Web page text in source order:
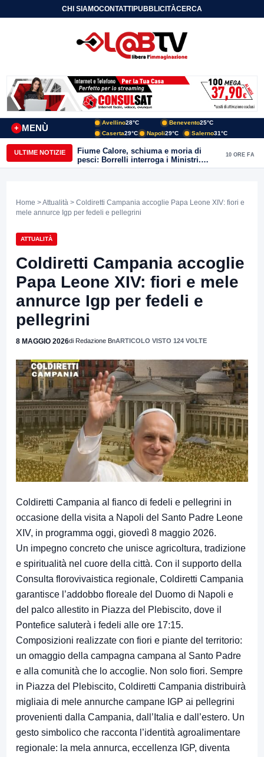
CHI SIAMOCONTATTIPUBBLICITÀCERCA
MENÙ
+
Avellino28°C Benevento25°C
Caserta29°C Napoli29°C Salerno31°C
ULTIME NOTIZIE
Fiume Calore, schiuma e moria di
pesci: Borrelli interroga i Ministri.
“Benevento paga l’assenza del
10 ORE FA
Home >Attualità > Coldiretti Campania accoglie Papa Leone XIV: fiori e
mele annurce Igp per fedeli e pellegrini
ATTUALITÀ
Coldiretti Campania accoglie
Papa Leone XIV: fiori e mele
annurce Igp per fedeli e
pellegrini
8 MAGGIO 2026di Redazione BnARTICOLO VISTO 124 VOLTE
Coldiretti Campania al fianco di fedeli e pellegrini in
occasione della visita a Napoli del Santo Padre Leone
XIV, in programma oggi, giovedì 8 maggio 2026.
Un impegno concreto che unisce agricoltura, tradizione
e spiritualità nel cuore della città. Con il supporto della
Consulta florovivaistica regionale, Coldiretti Campania
garantisce l’addobbo floreale del Duomo di Napoli e
del palco allestito in Piazza del Plebiscito, dove il
Pontefice saluterà i fedeli alle ore 17:15.
Composizioni realizzate con fiori e piante del territorio:
un omaggio della campagna campana al Santo Padre
e alla comunità che lo accoglie. Non solo fiori. Sempre
in Piazza del Plebiscito, Coldiretti Campania distribuirà
migliaia di mele annurche campane IGP ai pellegrini
provenienti dalla Campania, dall’Italia e dall’estero. Un
gesto simbolico che racconta l’identità agroalimentare
regionale: la mela annurca, eccellenza IGP, diventa